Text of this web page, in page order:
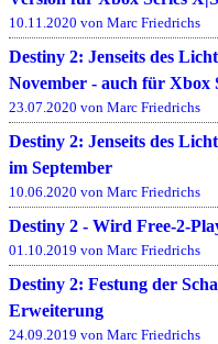
10.11.2020 von Marc Friedrichs
Destiny 2: Jenseits des
November - auch für Xbox
23.07.2020 von Marc Friedrichs
Destiny 2: Jenseits des
im September
10.06.2020 von Marc Friedrichs
Destiny 2 - Wird Free-2-
01.10.2019 von Marc Friedrichs
Destiny 2: Festung der
Erweiterung
24.09.2019 von Marc Friedrichs